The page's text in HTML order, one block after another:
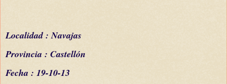
Localidad : Navajas
Provincia : Castellón
Fecha : 19-10-13